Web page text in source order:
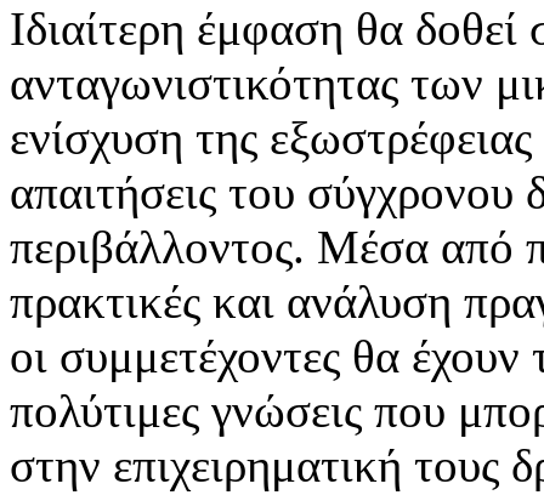
Ιδιαίτερη έμφαση θα δοθεί
ανταγωνιστικότητας των
ενίσχυση της
απαιτήσεις του σύγχρονου
περιβάλλοντος. Μέσα από
πρακτικές και ανάλυση
οι συμμετέχοντες θα
πολύτιμες γνώσεις που
στην επιχειρηματική τους